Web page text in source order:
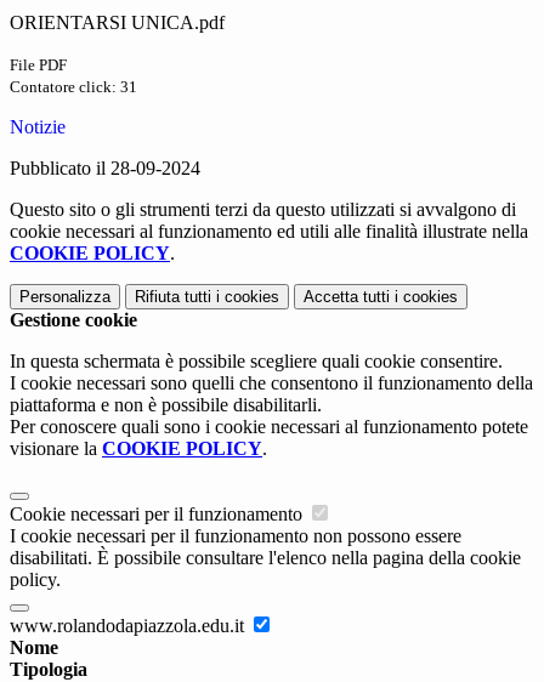
ORIENTARSI UNICA.pdf
File PDF
Contatore click: 31
Notizie
Pubblicato il 28-09-2024
Questo sito o gli strumenti terzi da questo utilizzati si avvalgono di
cookie necessari al funzionamento ed utili alle finalità illustrate nella
COOKIE POLICY.
Personalizza Rifiuta tutti i cookies Accetta tutti i cookies
Gestione cookie
In questa schermata è possibile scegliere quali cookie consentire.
I cookie necessari sono quelli che consentono il funzionamento della
piattaforma e non è possibile disabilitarli.
Per conoscere quali sono i cookie necessari al funzionamento potete
visionare la COOKIE POLICY.
Cookie necessari per il funzionamento
I cookie necessari per il funzionamento non possono essere
disabilitati. È possibile consultare l'elenco nella pagina della cookie
policy.
www.rolandodapiazzola.edu.it
Nome
Tipologia